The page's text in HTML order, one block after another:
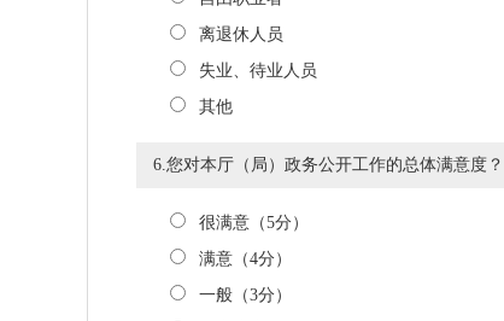
离退休人员
失业、待业人员
其他
6.您对本厅（局）政务公开工作的总体满意度？
很满意（5分）
满意（4分）
一般（3分）